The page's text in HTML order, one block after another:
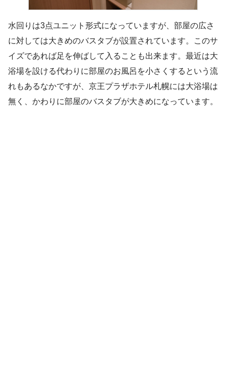
水回りは3点ユニット形式になっていますが、部屋の広さ
に対しては大きめのバスタブが設置されています。このサ
イズであれば足を伸ばして入ることも出来ます。最近は大
浴場を設ける代わりに部屋のお風呂を小さくするという流
れもあるなかですが、京王プラザホテル札幌には大浴場は
無く、かわりに部屋のバスタブが大きめになっています。